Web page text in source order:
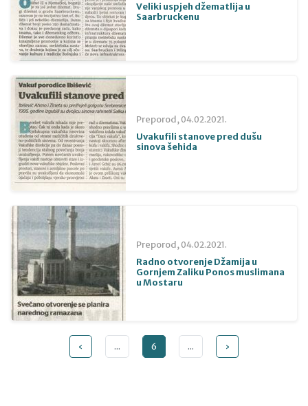
Veliki uspjeh džematlija u
Saarbruckenu
Preporod,04.02.2021.
Uvakufili stanove pred dušu
sinova šehida
Preporod,04.02.2021.
Radno otvorenje Džamija u
Gornjem Zaliku Ponos muslimana
u Mostaru
‹ ... 6 ... ›